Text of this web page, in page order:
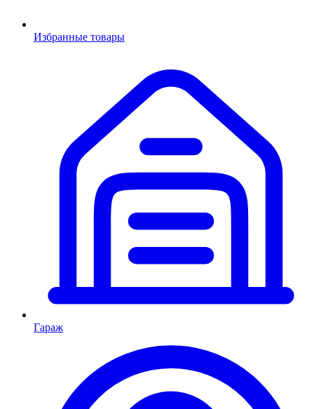
Избранные товары
Гараж